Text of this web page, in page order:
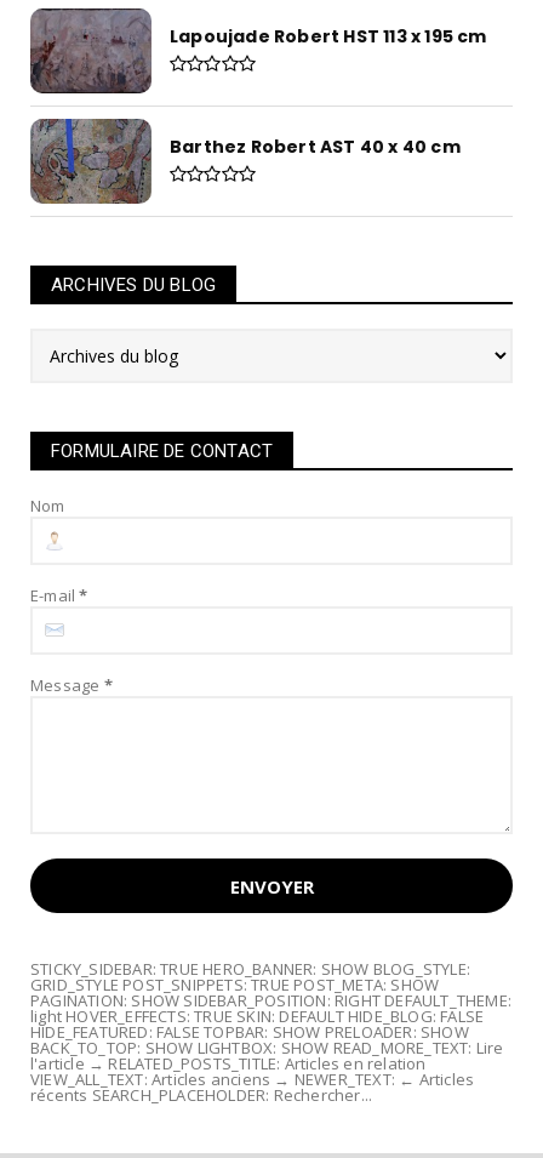
Lapoujade Robert HST 113 x 195 cm
Barthez Robert AST 40 x 40 cm
ARCHIVES DU BLOG
FORMULAIRE DE CONTACT
Nom
E-mail*
Message *
STICKY_SIDEBAR: TRUE HERO_BANNER: SHOW BLOG_STYLE:
GRID_STYLE POST_SNIPPETS: TRUE POST_META: SHOW
PAGINATION: SHOW SIDEBAR_POSITION: RIGHT DEFAULT_THEME:
light HOVER_EFFECTS: TRUE SKIN: DEFAULT HIDE_BLOG: FALSE
HIDE_FEATURED: FALSE TOPBAR: SHOW PRELOADER: SHOW
BACK_TO_TOP: SHOW LIGHTBOX: SHOW READ_MORE_TEXT: Lire
l'article → RELATED_POSTS_TITLE: Articles en relation
VIEW_ALL_TEXT: Articles anciens → NEWER_TEXT: ← Articles
récents SEARCH_PLACEHOLDER: Rechercher...